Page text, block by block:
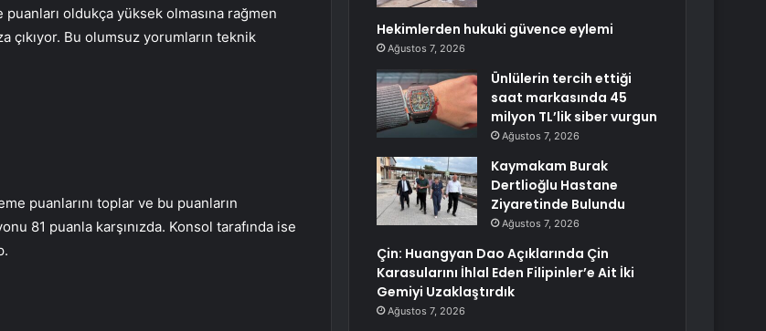
oldukça yüksek olmasına rağmen
çıkıyor. Bu olumsuz yorumların teknik
puanlarını toplar ve bu puanların
81 puanla karşınızda. Konsol tarafında ise
Hekimlerden hukuki güvence eylemi
Ağustos 7, 2026
Ünlülerin tercih ettiği
saat markasında 45
milyon TL’lik siber vurgun
Ağustos 7, 2026
Kaymakam Burak
Dertlioğlu Hastane
Ziyaretinde Bulundu
Ağustos 7, 2026
Çin: Huangyan Dao Açıklarında Çin
Karasularını İhlal Eden Filipinler’e Ait İki
Gemiyi Uzaklaştırdık
Ağustos 7, 2026